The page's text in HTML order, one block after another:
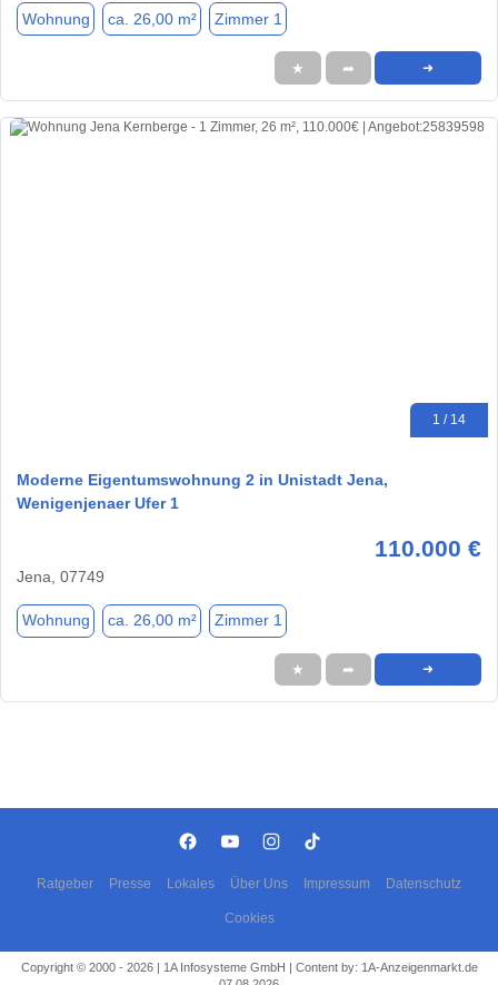
Wohnung ca. 26,00 m² Zimmer 1
★ ➦ ➜
1 / 14
Moderne Eigentumswohnung 2 in Unistadt Jena,
Wenigenjenaer Ufer 1
110.000 €
Jena, 07749
Wohnung ca. 26,00 m² Zimmer 1
★ ➦ ➜
Ratgeber Presse Lokales Über Uns Impressum Datenschutz
Cookies
Copyright © 2000 - 2026 | 1A Infosysteme GmbH | Content by: 1A-Anzeigenmarkt.de